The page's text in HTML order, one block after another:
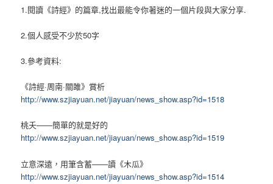
1.閱讀《詩經》的篇章,找出最能令你著迷的一個片段與大家分享.
2.個人感受不少於50字
3.參考資料:
《詩經·周南·關雎》賞析
http://www.szjiayuan.net/jiayuan/news_show.asp?id=1518
桃夭——簡單的就是好的
http://www.szjiayuan.net/jiayuan/news_show.asp?id=1519
立意深遠，用筆含蓄——讀《木瓜》
http://www.szjiayuan.net/jiayuan/news_show.asp?id=1514